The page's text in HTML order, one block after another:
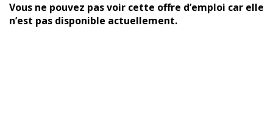
Vous ne pouvez pas voir cette offre d’emploi car elle
n’est pas disponible actuellement.